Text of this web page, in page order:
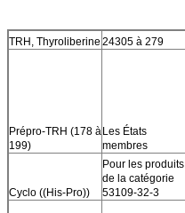
TRH, Thyroliberine 24305 à 279
Prépro-TRH (178 à
199)
Les États
membres
Cyclo ((His-Pro))
Pour les produits
de la catégorie
53109-32-3